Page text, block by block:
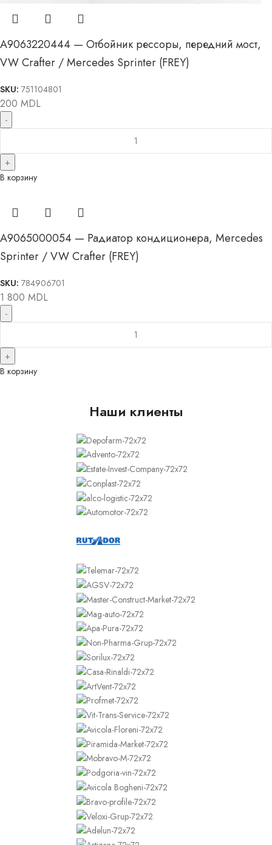
A9063220444 — Отбойник рессоры, передний мост,
VW Crafter / Mercedes Sprinter (FREY)
SKU: 751104801
200 MDL
В корзину
A9065000054 — Радиатор кондиционера, Mercedes
Sprinter / VW Crafter (FREY)
SKU: 784906701
1 800 MDL
В корзину
Наши клиенты